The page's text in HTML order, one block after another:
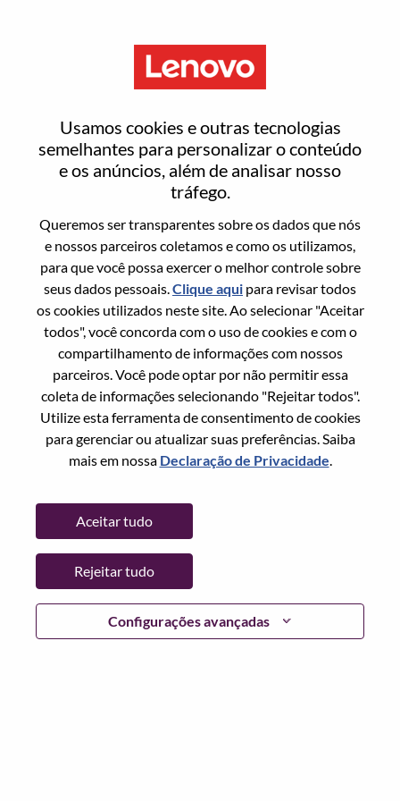
Usamos cookies e outras tecnologias
semelhantes para personalizar o conteúdo
e os anúncios, além de analisar nosso
tráfego.
Queremos ser transparentes sobre os dados que nós
e nossos parceiros coletamos e como os utilizamos,
para que você possa exercer o melhor controle sobre
seus dados pessoais.Clique aqui para revisar todos
os cookies utilizados neste site. Ao selecionar "Aceitar
todos", você concorda com o uso de cookies e com o
compartilhamento de informações com nossos
parceiros. Você pode optar por não permitir essa
coleta de informações selecionando "Rejeitar todos".
Utilize esta ferramenta de consentimento de cookies
para gerenciar ou atualizar suas preferências. Saiba
mais em nossa Declaração de Privacidade.
Configurações avançadas
Aceitar tudo
Rejeitar tudo
Redefinir senha
Tem certeza que deseja redefinir sua
Enter the email address associated with your
account, then click "Continue".
Vamos enviar por email um link para você
redefinir sua senha.
Redefinir senha com seu email
Email*
Continuar